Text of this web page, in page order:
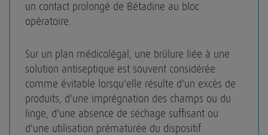
un contact prolongé de Bétadine au bloc
opératoire.
Sur un plan médicolégal, une brûlure liée à une
solution antiseptique est souvent considérée
comme évitable lorsqu'elle résulte d'un excès de
produits, d'une imprégnation des champs ou du
linge, d'une absence de séchage suffisant ou
d'une utilisation prématurée du dispositif